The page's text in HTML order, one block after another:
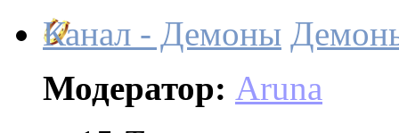
Канал - Демоны
Модератор: Aruna